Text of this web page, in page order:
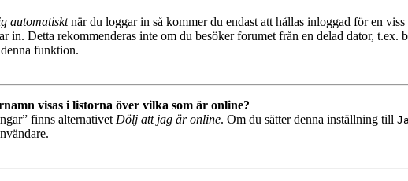
automatisktnär du loggar in så kommer du endast att hållas inloggad för en
in. Detta rekommenderas inte om du besöker forumet från en delad dator,
funktion.
visas i listorna över vilka som är online?
finns alternativet Dölj att jag är online. Om du sätter denna inställning till Ja